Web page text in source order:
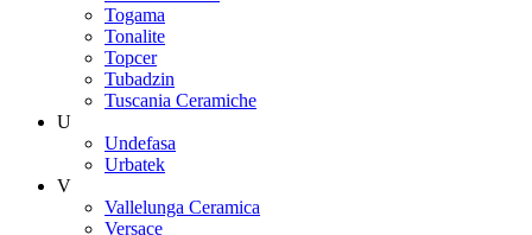
Togama
Tonalite
Topcer
Tubadzin
Tuscania Ceramiche
U
Undefasa
Urbatek
V
Vallelunga Ceramica
Versace